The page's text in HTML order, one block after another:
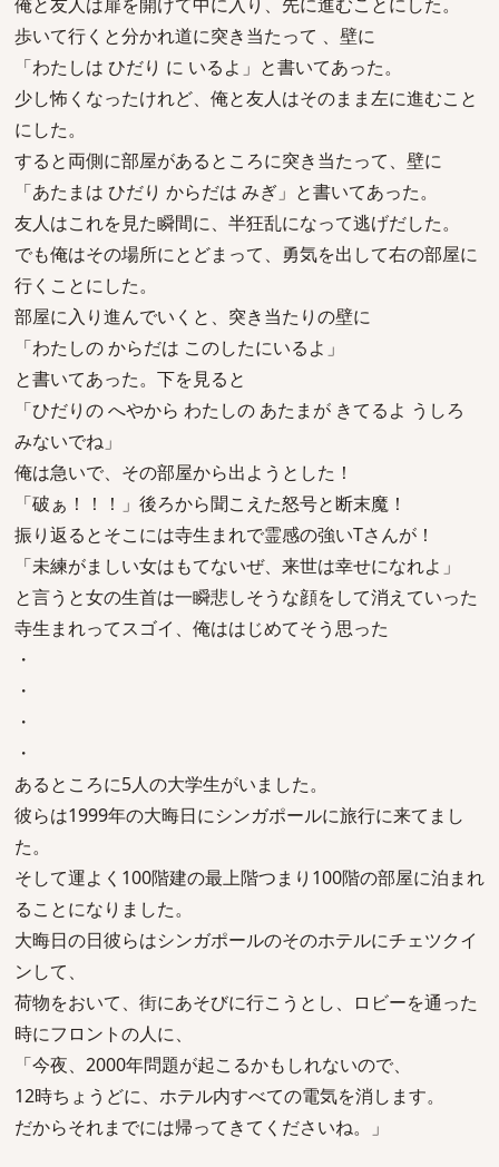
歩いて行くと分かれ道に突き当たって 、壁に
「わたしは ひだり に いるよ」と書いてあった。
少し怖くなったけれど、俺と友人はそのまま左に進むこと
にした。
すると両側に部屋があるところに突き当たって、壁に
「あたまは ひだり からだは みぎ」と書いてあった。
友人はこれを見た瞬間に、半狂乱になって逃げだした。
でも俺はその場所にとどまって、勇気を出して右の部屋に
行くことにした。
部屋に入り進んでいくと、突き当たりの壁に
「わたしの からだは このしたにいるよ」
と書いてあった。下を見ると
「ひだりの へやから わたしの あたまが きてるよ うしろ
みないでね」
俺は急いで、その部屋から出ようとした！
「破ぁ！！！」後ろから聞こえた怒号と断末魔！
振り返るとそこには寺生まれで霊感の強いTさんが！
「未練がましい女はもてないぜ、来世は幸せになれよ」
と言うと女の生首は一瞬悲しそうな顔をして消えていった
寺生まれってスゴイ、俺ははじめてそう思った
・
・
・
・
あるところに5人の大学生がいました。
彼らは1999年の大晦日にシンガポールに旅行に来てまし
た。
そして運よく100階建の最上階つまり100階の部屋に泊まれ
ることになりました。
大晦日の日彼らはシンガポールのそのホテルにチェツクイ
ンして、
荷物をおいて、街にあそびに行こうとし、ロビーを通った
時にフロントの人に、
「今夜、2000年問題が起こるかもしれないので、
12時ちょうどに、ホテル内すべての電気を消します。
だからそれまでには帰ってきてくださいね。」